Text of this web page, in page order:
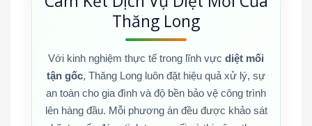
Thăng Long
Với kinh nghiệm thực tế trong lĩnh vực diệt mối
tận gốc, Thăng Long luôn đặt hiệu quả xử lý, sự
an toàn cho gia đình và độ bền bảo vệ công trình
lên hàng đầu. Mỗi phương án đều được khảo sát